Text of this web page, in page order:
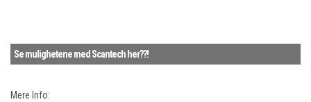
Se mulighetene med Scantech her??!
Mere Info: